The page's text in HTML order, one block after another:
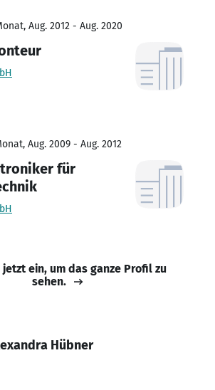
Aug. 2012 - Aug. 2020
Aug. 2009 - Aug. 2012
für
jetzt ein, um das ganze Profil zu
sehen.
Hübner